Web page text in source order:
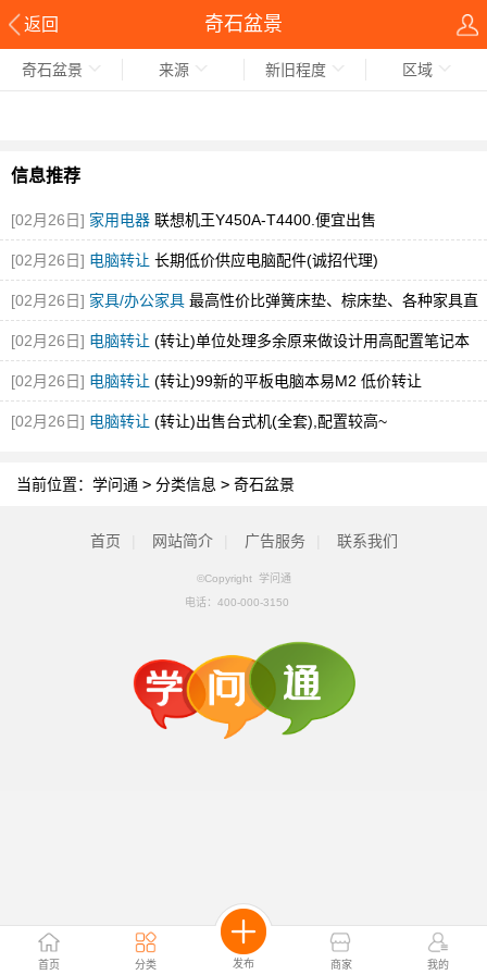
返回 奇石盆景
首页 分类 发布 商家 我的
奇石盆景 来源 新旧程度 区域
信息推荐
[02月26日] 家用电器 联想机王Y450A-T4400.便宜出售
[02月26日] 电脑转让 长期低价供应电脑配件(诚招代理)
[02月26日] 家具/办公家具 最高性价比弹簧床垫、棕床垫、各种家具直
销[02月26日] 电脑转让 (转让)单位处理多余原来做设计用高配置笔记本
[02月26日] 电脑转让 (转让)99新的平板电脑本易M2 低价转让
[02月26日] 电脑转让 (转让)出售台式机(全套),配置较高~
当前位置： 学问通 > 分类信息 > 奇石盆景
首页 网站简介 广告服务 联系我们
©Copyright 学问通
电话： 400-000-3150